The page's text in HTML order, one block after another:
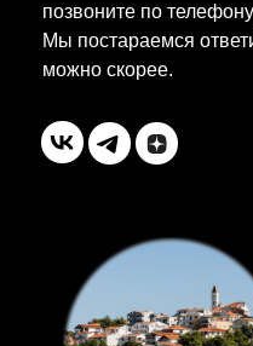
позвоните по телефону
Мы постараемся
можно скорее.